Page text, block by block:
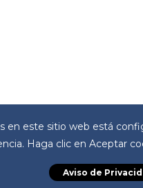
en este sitio web está
Haga clic en Aceptar
Aviso de